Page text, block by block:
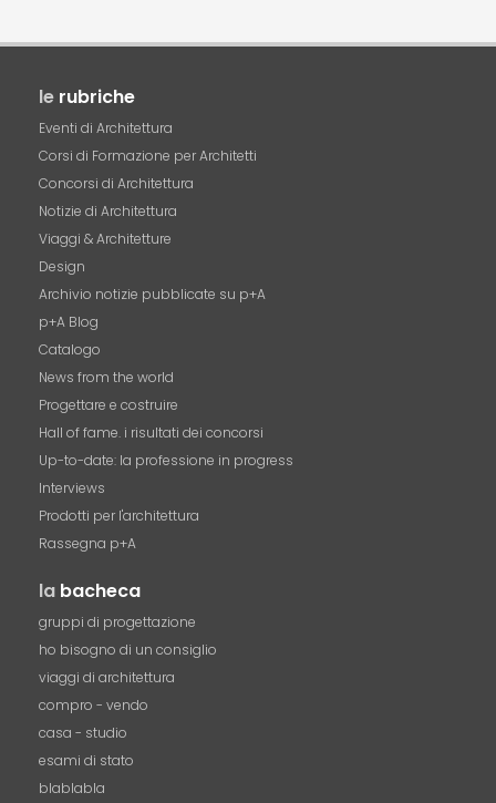
le rubriche
Eventi di Architettura
Corsi di Formazione per Architetti
Concorsi di Architettura
Notizie di Architettura
Viaggi & Architetture
Design
Archivio notizie pubblicate su p+A
p+A Blog
Catalogo
News from the world
Progettare e costruire
Hall of fame. i risultati dei concorsi
Up-to-date: la professione in progress
Interviews
Prodotti per l'architettura
Rassegna p+A
la bacheca
gruppi di progettazione
ho bisogno di un consiglio
viaggi di architettura
compro - vendo
casa - studio
esami di stato
blablabla